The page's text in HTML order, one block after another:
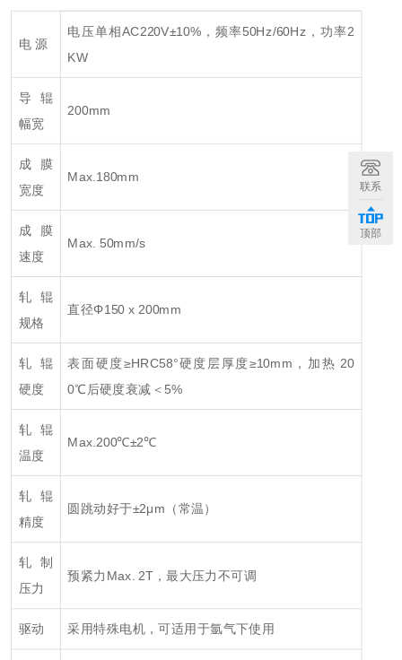
电 源
电压单相AC220V±10%，频率50Hz/60Hz，功率2
KW
导辊
幅宽
200mm
成膜
宽度
Max.180mm
成膜
速度
Max. 50mm/s
轧辊
规格
直径Φ150 x 200mm
轧辊
硬度
表面硬度≥HRC58°硬度层厚度≥10mm，加热 20
0℃后硬度衰减＜5%
轧辊
温度
Max.200℃±2℃
轧辊
精度
圆跳动好于±2μm（常温）
轧制
压力
预紧力Max. 2T，最大压力不可调
驱动 采用特殊电机，可适用于氩气下使用
联系
顶部